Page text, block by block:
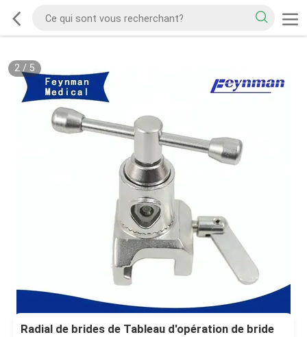
2/ 5
Radial de brides de Tableau d'opération de bride